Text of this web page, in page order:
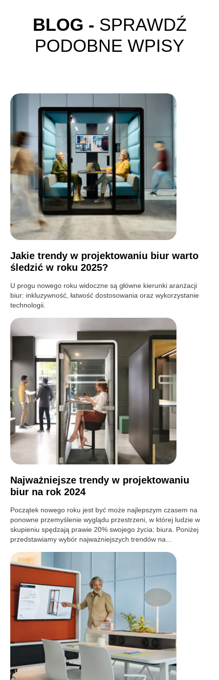
BLOG - SPRAWDŹ
PODOBNE WPISY
Jakie trendy w projektowaniu biur warto
śledzić w roku 2025?
U progu nowego roku widoczne są główne kierunki aranżacji
biur: inkluzywność, łatwość dostosowania oraz wykorzystanie
technologii.
Najważniejsze trendy w projektowaniu
biur na rok 2024
Początek nowego roku jest być może najlepszym czasem na
ponowne przemyślenie wyglądu przestrzeni, w której ludzie w
skupieniu spędzają prawie 20% swojego życia: biura. Poniżej
przedstawiamy wybór najważniejszych trendów na…